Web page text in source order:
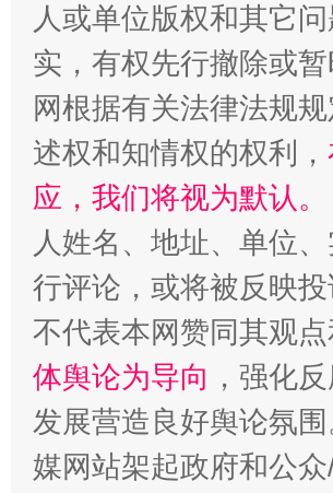
“蜀中异人”王建安的艺术幻境
人或单位版权和其它
实，有权先行撤除或
网根据有关法律法规
述权和知情权的权利，
应，我们将视为默认
人姓名、地址、单位
行评论，或将被反映
不代表本网赞同其观
体舆论为导向 ，强化
发展营造良好舆论氛
媒网站架起政府和公